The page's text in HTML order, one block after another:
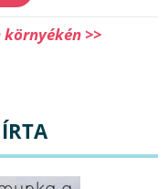
>>
ÍRTA